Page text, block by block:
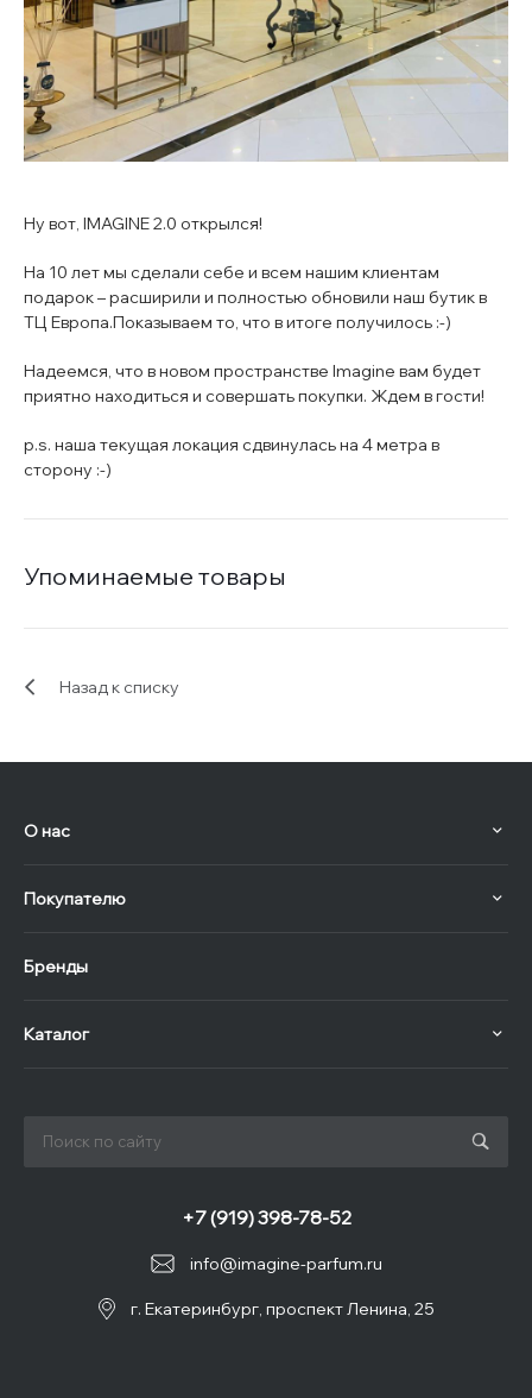
Ну вот, IMAGINE 2.0 открылся!
На 10 лет мы сделали себе и всем нашим клиентам
подарок – расширили и полностью обновили наш бутик в
ТЦ Европа.Показываем то, что в итоге получилось :-)
Надеемся, что в новом пространстве Imagine вам будет
приятно находиться и совершать покупки. Ждем в гости!
p.s. наша текущая локация сдвинулась на 4 метра в
сторону :-)
Упоминаемые товары
Назад к списку
О нас
Покупателю
Бренды
Каталог
info@imagine-parfum.ru
+7 (919) 398-78-52
г. Екатеринбург, проспект Ленина, 25